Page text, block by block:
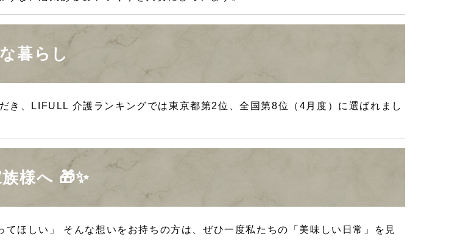
暮らし
き、LIFULL 介護ランキングでは東京都第2位、全国第8位（4月度）に選ばれまし
様へ 🎁✨
ほしい」 そんな想いをお持ちの方は、ぜひ一度私たちの「美味しい日常」を見